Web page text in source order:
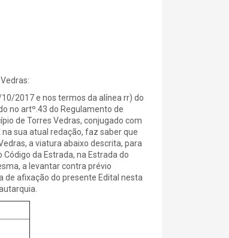
2017 e nos termos da alínea rr) do
no artº.43 do Regulamento de
de Torres Vedras, conjugado com
sua atual redação, faz saber que
a viatura abaixo descrita, para
da Estrada, na Estrada do
a levantar contra prévio
de afixação do presente Edital nesta